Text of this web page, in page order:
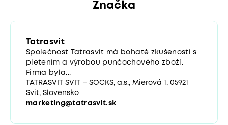
Značka
Tatrasvit
Společnost Tatrasvit má bohaté zkušenosti s
pletením a výrobou punčochového zboží.
Firma byla...
TATRASVIT SVIT – SOCKS, a.s., Mierová 1, 05921
Svit, Slovensko
marketing@tatrasvit.sk